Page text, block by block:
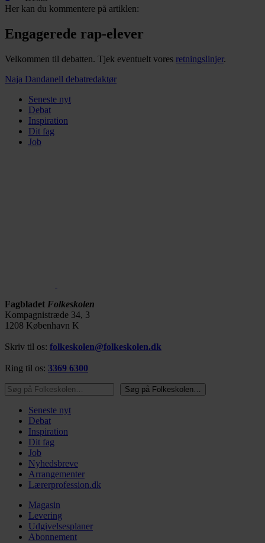
Her kan du kommentere på artiklen:
Engagerede rap-elever
Velkommen til debatten. Tjek eventuelt vores retningslinjer.
Naja Dandanell debatredaktør
Seneste nyt
Debat
Inspiration
Dit fag
Job
Fagbladet Folkeskolen
Kompagnistræde 34, 3
1208 København K
Skriv til os: folkeskolen@folkeskolen.dk
Ring til os: 3369 6300
Søg på Folkeskolen…
Søg på Folkeskolen…
Seneste nyt
Debat
Inspiration
Dit fag
Job
Nyhedsbreve
Arrangementer
Lærerprofession.dk
Magasin
Levering
Udgivelsesplaner
Abonnement